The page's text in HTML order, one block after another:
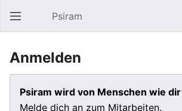
Hauptmenü öffnen Psiram
Anmelden
Psiram wird von Menschen wie
Melde dich an zum Mitarbeiten.